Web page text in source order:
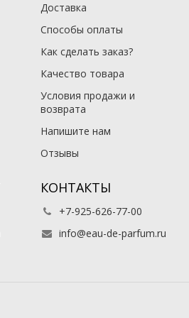
Доставка
Способы оплаты
Как сделать заказ?
Качество товара
Условия продажи и
возврата
Напишите нам
Отзывы
КОНТАКТЫ
+7-925-626-77-00
info@eau-de-parfum.ru